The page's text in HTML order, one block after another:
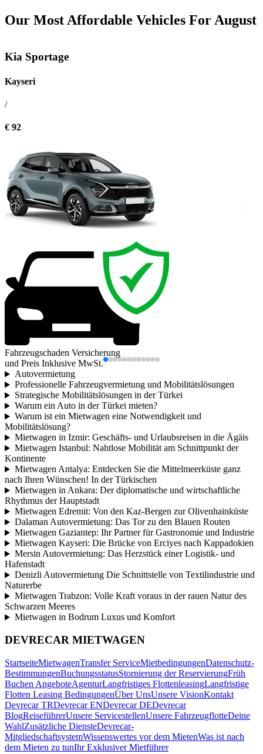
Our Most Affordable Vehicles For August
Kia Sportage
Kayseri
/
€ 92
Fahrzeugschaden Versicherung
und Preis Inklusive MwSt.
Autovermietung
Professionelle Fahrzeugvermietung und Mobilitätslösungen
Strategische Mobilitätslösungen in der Türkei
Warum ein Auto in der Türkei mieten?
Warum ist ein Mietwagen eine Notwendigkeit und
Mobilitätslösung?
Mietwagen in Izmir: Geschäfts- und Urlaubsreisen in die Ägäis
Mietwagen Istanbul: Nahtlose Mobilität am Schnittpunkt der
Kontinente
Mietwagen Antalya: Entdecken Sie die Mittelmeerküste ganz
nach Ihren Wünschen! In der Türkischen
Mietwagen in Ankara: Der diplomatische und wirtschaftliche
Rhythmus der Hauptstadt
Mietwagen Edremit: Von den Kaz-Bergen zur Olivenhainküste
Dalaman Autovermietung: Das Tor zu den Blauen Routen
Mietwagen Gaziantep: Ihr Partner für Gastronomie und Industrie
Mietwagen Kayseri: Die Brücke von Erciyes nach Kappadokien
Mersin Autovermietung: Das Herzstück einer Logistik- und
Hafenstadt
Denizli Autovermietung Die Schnittstelle von Textilindustrie und
Naturerbe
Mietwagen Trabzon: Volle Kraft voraus in der rauen Natur des
Schwarzen Meeres
Mietwagen in Bodrum Luxus und Komfort
DEVRECAR MIETWAGEN
StartseiteMietwagenTransfer ServiceMietbedingungenDatenschutz-
BestimmungenBuchungsstatusStornierung der ReservierungFrüh
Buchen AngeboteAgenturLangfristiges FlottenleasingLangfristige
Flotten Leasing BedingungenÜber UnsUnsere VisionKontakt
Devrecar TRDevrecar ENDevrecar DEDevrecar
BlogReiseführerUnsere ServicestellenUnsere FahrzeugflotteDeine
WahlZusätzliche DiensteDevrecar-
MitgliedschaftsystemWissenswertes vor dem MietenWas ist nach
dem Mieten zu tunIhr Exklusiver Mietführer